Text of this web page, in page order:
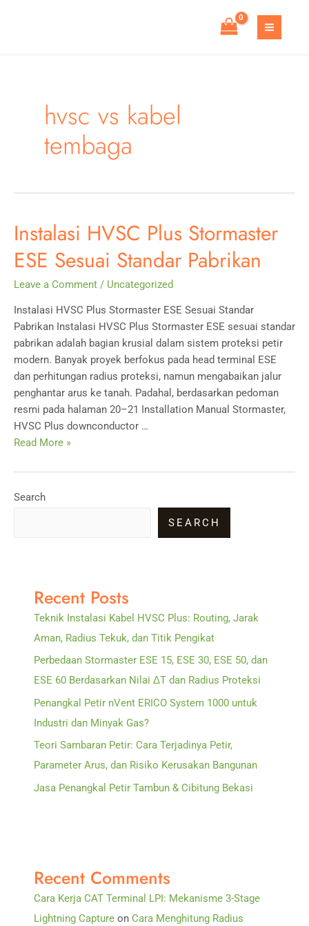
MAIN
hvsc vs kabel
tembaga
Instalasi HVSC Plus Stormaster
ESE Sesuai Standar Pabrikan
Leave a Comment / Uncategorized
Instalasi HVSC Plus Stormaster ESE Sesuai Standar
Pabrikan Instalasi HVSC Plus Stormaster ESE sesuai standar
pabrikan adalah bagian krusial dalam sistem proteksi petir
modern. Banyak proyek berfokus pada head terminal ESE
dan perhitungan radius proteksi, namun mengabaikan jalur
penghantar arus ke tanah. Padahal, berdasarkan pedoman
resmi pada halaman 20–21 Installation Manual Stormaster,
HVSC Plus downconductor …
Instalasi
Plus
Stormaster
Read More »
Search
SEARCH
Recent Posts
Teknik Instalasi Kabel HVSC Plus: Routing, Jarak
Aman, Radius Tekuk, dan Titik Pengikat
Perbedaan Stormaster ESE 15, ESE 30, ESE 50, dan
ESE 60 Berdasarkan Nilai ΔT dan Radius Proteksi
Penangkal Petir nVent ERICO System 1000 untuk
Industri dan Minyak Gas?
Teori Sambaran Petir: Cara Terjadinya Petir,
Parameter Arus, dan Risiko Kerusakan Bangunan
Jasa Penangkal Petir Tambun & Cibitung Bekasi
Recent Comments
Cara Kerja CAT Terminal LPI: Mekanisme 3-Stage
Lightning Capture on Cara Menghitung Radius